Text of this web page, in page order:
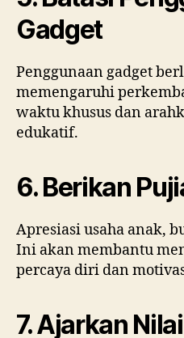
Gadget
Penggunaan gadget
memengaruhi
waktu khusus dan
edukatif.
6. Berikan
Apresiasi usaha anak,
Ini akan membantu
percaya diri dan
7. Ajarkan